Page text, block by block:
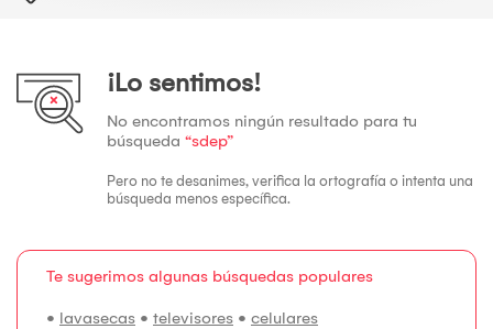
¡Lo sentimos!
No encontramos ningún resultado para tu
búsqueda “sdep”
Pero no te desanimes, verifica la ortografía o intenta una
búsqueda menos específica.
Te sugerimos algunas búsquedas populares
• lavasecas • televisores • celulares